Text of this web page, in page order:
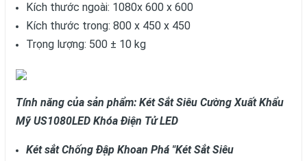
Kích thước ngoài: 1080x 600 x 600
Kích thước trong: 800 x 450 x 450
Trọng lượng: 500 ± 10 kg
Tính năng của sản phẩm: Két Sắt Siêu Cường Xuất Khẩu
Mỹ US1080LED Khóa Điện Tử LED
Két sắt Chống Đập Khoan Phá "Két Sắt Siêu